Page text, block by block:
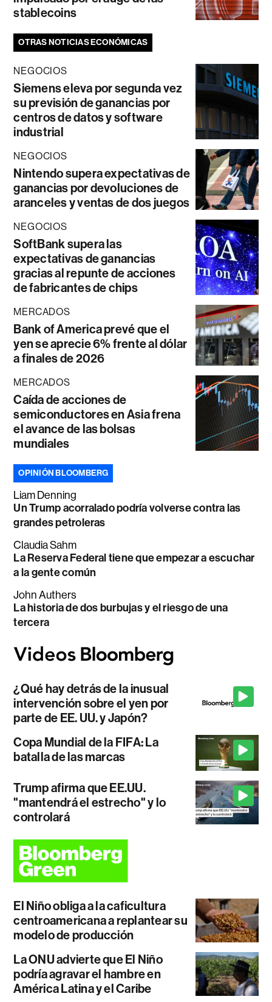
stablecoins
OTRAS NOTICIAS ECONÓMICAS
NEGOCIOS
Siemens eleva por segunda vez
su previsión de ganancias por
centros de datos y software
industrial
NEGOCIOS
Nintendo supera expectativas de
ganancias por devoluciones de
aranceles y ventas de dos juegos
NEGOCIOS
SoftBank supera las
expectativas de ganancias
gracias al repunte de acciones
de fabricantes de chips
MERCADOS
Bank of America prevé que el
yen se aprecie 6% frente al dólar
a finales de 2026
MERCADOS
Caída de acciones de
semiconductores en Asia frena
el avance de las bolsas
mundiales
OPINIÓN BLOOMBERG
Liam Denning
Un Trump acorralado podría volverse contra las
grandes petroleras
Claudia Sahm
La Reserva Federal tiene que empezar a escuchar
a la gente común
John Authers
La historia de dos burbujas y el riesgo de una
tercera
¿Qué hay detrás de la inusual
intervención sobre el yen por
parte de EE. UU. y Japón?
Copa Mundial de la FIFA: La
batalla de las marcas
Trump afirma que EE.UU.
"mantendrá el estrecho" y lo
controlará
El Niño obliga a la caficultura
centroamericana a replantear su
modelo de producción
La ONU advierte que El Niño
podría agravar el hambre en
América Latina y el Caribe